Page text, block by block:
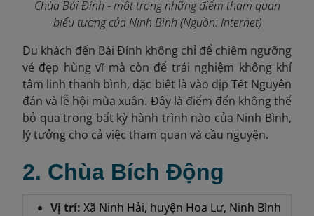
Chùa Bái Đính - một trong những điểm tham quan
biểu tượng của Ninh Bình (Nguồn: Internet)
Du khách đến Bái Đính không chỉ để chiêm ngưỡng
vẻ đẹp hùng vĩ mà còn để trải nghiệm không khí
tâm linh thanh bình, đặc biệt là vào dịp Tết Nguyên
đán và lễ hội mùa xuân. Đây là điểm đến không thể
bỏ qua trong bất kỳ hành trình nào của Ninh Bình,
lý tưởng cho cả việc tham quan và cầu nguyện.
2. Chùa Bích Động
Vị trí: Xã Ninh Hải, huyện Hoa Lư, Ninh Bình